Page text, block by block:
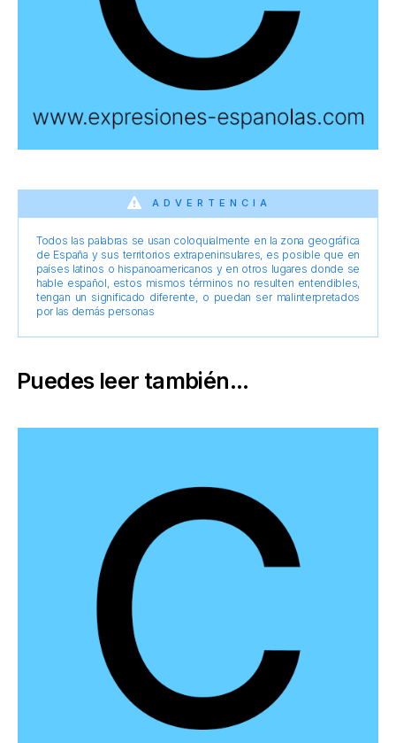
ADVERTENCIA
Todos las palabras se usan coloquialmente en la zona geográfica
de España y sus territorios extrapeninsulares, es posible que en
países latinos o hispanoamericanos y en otros lugares donde se
hable español, estos mismos términos no resulten entendibles,
tengan un significado diferente, o puedan ser malinterpretados
por las demás personas
Puedes leer también...